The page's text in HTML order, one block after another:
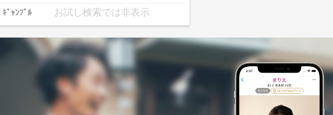
ｷﾞｬﾝﾌﾞﾙ お試し検索では非表示